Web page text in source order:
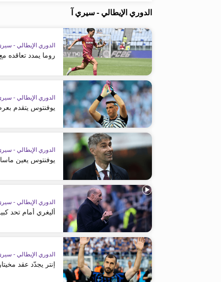
الدوري الإيطالي - سيري آ
الدوري الإيطالي -
روما يمدد تعاقده مع
الدوري الإيطالي -
يوفنتوس يتقدم
الدوري الإيطالي -
يوفنتوس يعين
الدوري الإيطالي -
أليغري أمام تحد
الدوري الإيطالي -
إنتر يجدّد عقد